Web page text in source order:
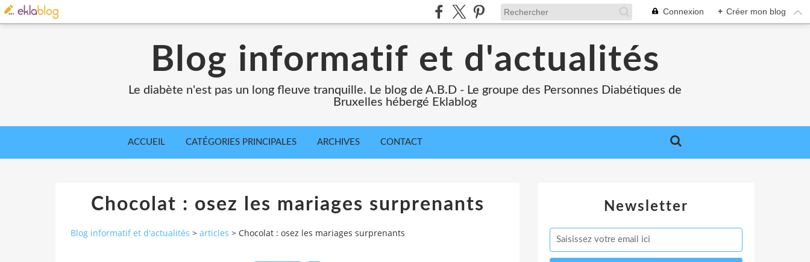
Connexion + Créer mon blog
Blog informatif et d'actualités
Le diabète n'est pas un long fleuve tranquille. Le blog de A.B.D - Le groupe des Personnes Diabétiques de
Bruxelles hébergé Eklablog
ACCUEIL CATÉGORIES PRINCIPALES ARCHIVES CONTACT
Chocolat : osez les mariages surprenants
Blog informatif et d'actualités > articles > Chocolat : osez les mariages surprenants
Newsletter